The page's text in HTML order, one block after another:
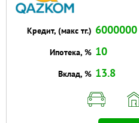
Кредит, (макс тг.) 6000000
Ипотека, % 10
Вклад, % 13.8